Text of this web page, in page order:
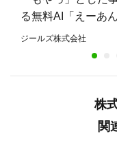
る無料AI「えーあ
ジールズ株式会社
株
関